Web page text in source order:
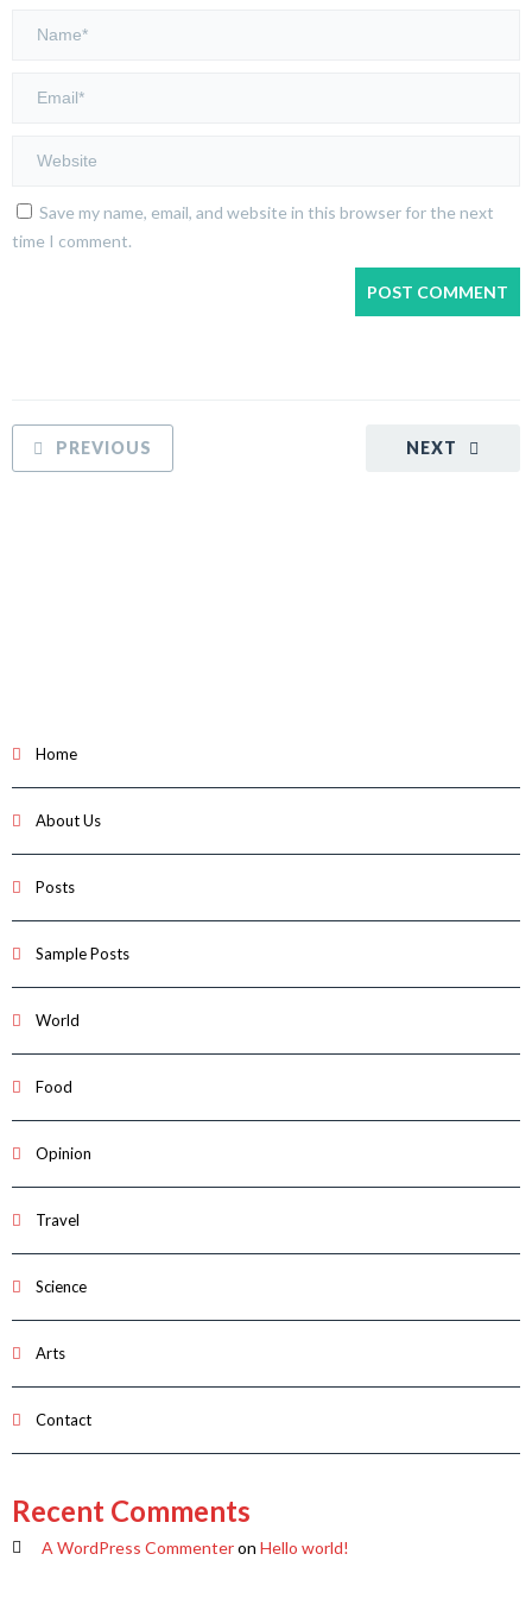
Save my name, email, and website in this browser for the next
time I comment.
NEXT
PREVIOUS
Home
About Us
Posts
Sample Posts
World
Food
Opinion
Travel
Science
Arts
Contact
Recent Comments
A WordPress Commenteron Hello world!